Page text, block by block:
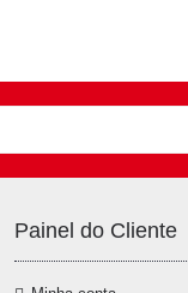
Painel do Cliente